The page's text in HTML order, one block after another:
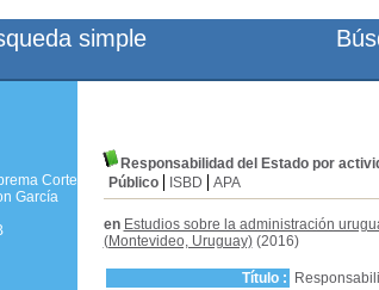
Responsabilidad del Estado por
Público
ISBD APA
en Estudios sobre la administración
(Montevideo, Uruguay)(2016)
Título :
simple
Corte
García